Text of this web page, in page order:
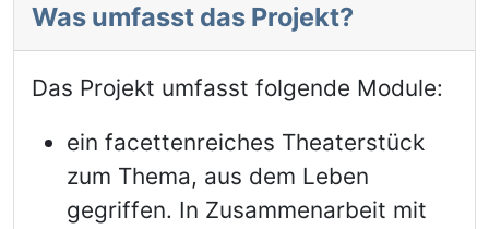
Was umfasst das Projekt?
Das Projekt umfasst folgende Module:
ein facettenreiches Theaterstück
zum Thema, aus dem Leben
gegriffen. In Zusammenarbeit mit